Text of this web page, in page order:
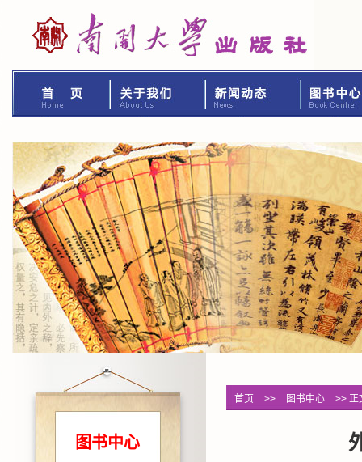
图书中心
首页 >> 图书中心 >> 正